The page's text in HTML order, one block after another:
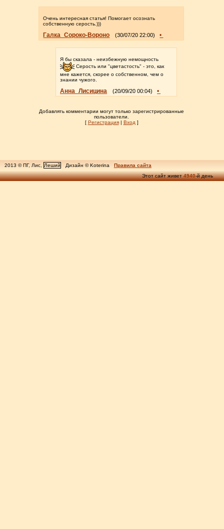
Очень интересная статья! Помогает осознать
собственную серость.)))
Галка_Сороко-Вороно (30/07/20 22:00) •
Я бы сказала - неизбежную немощность
Серость или "цветастость" - это, как
мне кажется, скорее о собственном, чем о
знании чужого.
Анна_Лисицина (20/09/20 00:04) •
Добавлять комментарии могут только зарегистрированные
пользователи.
[ Регистрация| Вход ]
2013 © ПГ, Лис, Леший Дизайн © Koterina
Правила сайта
Этот сайт живет4940-й день